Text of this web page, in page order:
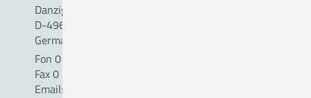
Danziger Straße 2
D-49610 Quakenbrück
Germany
Fon 0 54 31 . 15 - 0
Fax 0 54 31 . 15 - 18 09
Email: